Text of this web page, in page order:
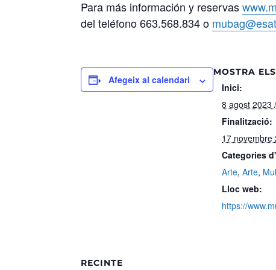
Para más información y reservas
del teléfono 663.568.834 o
Afegeix al calendari
MOSTRA
Inici:
8 agost 2023
Finalització:
17 novembre
Categories
Arte,Arte,
Lloc web:
https://
RECINTE